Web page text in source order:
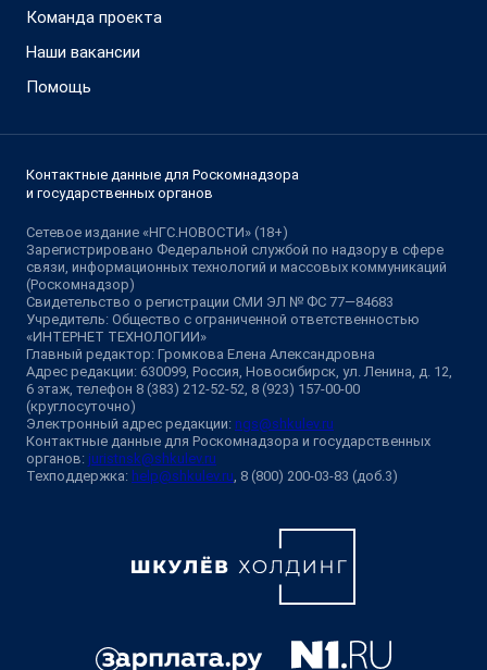
Команда проекта
Наши вакансии
Помощь
Контактные данные для Роскомнадзора
и государственных органов
Сетевое издание «НГС.НОВОСТИ» (18+)
Зарегистрировано Федеральной службой по надзору в сфере
связи, информационных технологий и массовых коммуникаций
(Роскомнадзор)
Свидетельство о регистрации СМИ ЭЛ № ФС 77—84683
Учредитель: Общество с ограниченной ответственностью
«ИНТЕРНЕТ ТЕХНОЛОГИИ»
Главный редактор: Громкова Елена Александровна
Адрес редакции: 630099, Россия, Новосибирск, ул. Ленина, д. 12,
6 этаж, телефон 8 (383) 212-52-52, 8 (923) 157-00-00
(круглосуточно)
Электронный адрес редакции: ngs@shkulev.ru
Контактные данные для Роскомнадзора и государственных
органов: juristnsk@shkulev.ru
Техподдержка: help@shkulev.ru, 8 (800) 200-03-83 (доб.3)